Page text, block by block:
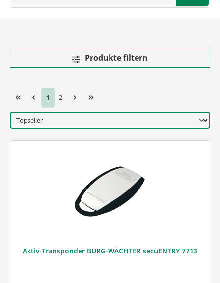
Produkte filtern
Seite
1 Seite
2
Aktiv-Transponder BURG-WÄCHTER secuENTRY 7713